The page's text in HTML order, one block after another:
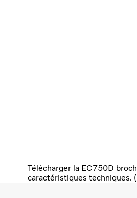
Télécharger la EC750D
caractéristiques techniques.